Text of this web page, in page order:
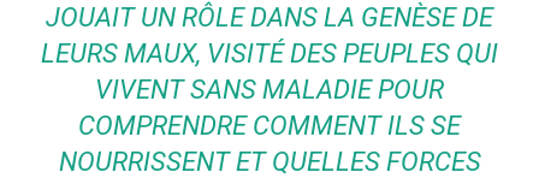
JOUAIT UN RÔLE DANS LA GENÈSE DE
LEURS MAUX, VISITÉ DES PEUPLES QUI
VIVENT SANS MALADIE POUR
COMPRENDRE COMMENT ILS SE
NOURRISSENT ET QUELLES FORCES